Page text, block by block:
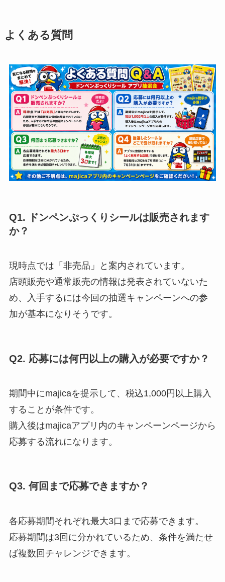
よくある質問
Q1. ドンペンぷっくりシールは販売されます
か？
現時点では「非売品」と案内されています。
店頭販売や通常販売の情報は発表されていないた
め、入手するには今回の抽選キャンペーンへの参
加が基本になりそうです。
Q2. 応募には何円以上の購入が必要ですか？
期間中にmajicaを提示して、税込1,000円以上購入
することが条件です。
購入後はmajicaアプリ内のキャンペーンページから
応募する流れになります。
Q3. 何回まで応募できますか？
各応募期間それぞれ最大3口まで応募できます。
応募期間は3回に分かれているため、条件を満たせ
ば複数回チャレンジできます。